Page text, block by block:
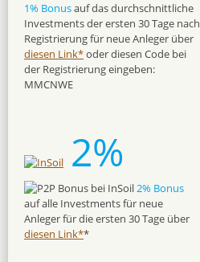
1% Bonusauf das durchschnittliche
Investments der ersten 30 Tage nach
Registrierung für neue Anleger über
diesen Link*oder diesen Code bei
der Registrierung eingeben:
MMCNWE
2%
2% Bonus
auf alle Investments für neue
Anleger für die ersten 30 Tage über
diesen Link**